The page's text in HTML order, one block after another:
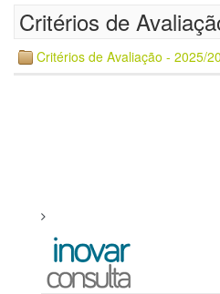
Critérios de
Critérios de Avaliação - 2025/